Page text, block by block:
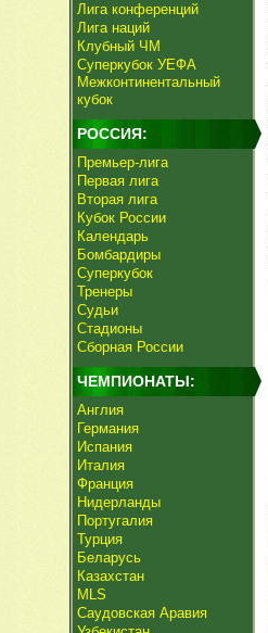
Лига конференций
Лига наций
Клубный ЧМ
Суперкубок УЕФА
Межконтинентальный
кубок
РОССИЯ:
Премьер-лига
Первая лига
Вторая лига
Кубок России
Календарь
Бомбардиры
Суперкубок
Тренеры
Судьи
Стадионы
Сборная России
ЧЕМПИОНАТЫ:
Англия
Германия
Испания
Италия
Франция
Нидерланды
Португалия
Турция
Беларусь
Казахстан
MLS
Саудовская Аравия